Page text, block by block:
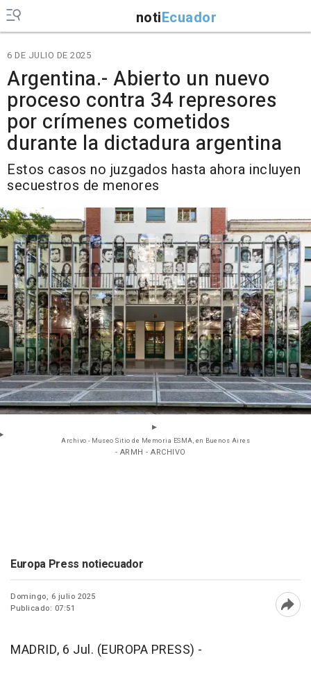
notiEcuador
6 DE JULIO DE 2025
Argentina.- Abierto un nuevo
proceso contra 34 represores
por crímenes cometidos
durante la dictadura argentina
Estos casos no juzgados hasta ahora incluyen
secuestros de menores
Archivo - Museo Sitio de Memoria ESMA, en Buenos Aires
- ARMH - ARCHIVO
Europa Press notiecuador
Domingo, 6 julio 2025
Publicado: 07:51
MADRID, 6 Jul. (EUROPA PRESS) -